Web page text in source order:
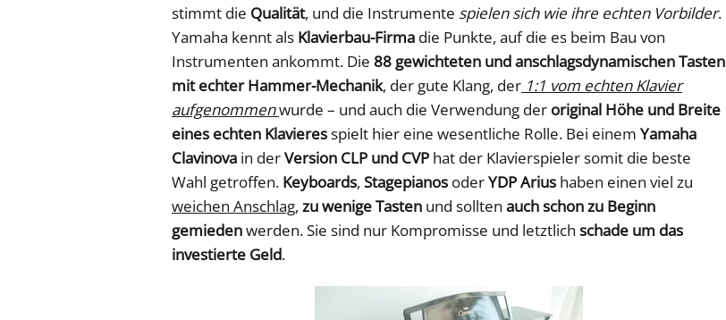
stimmt die Qualität, und die Instrumente spielen sich wie ihre echten Vorbilder.
Yamaha kennt als Klavierbau-Firma die Punkte, auf die es beim Bau von
Instrumenten ankommt. Die 88 gewichteten und anschlagsdynamischen Tasten
mit echter Hammer-Mechanik, der gute Klang, der 1:1 vom echten Klavier
aufgenommenwurde – und auch die Verwendung der original Höhe und Breite
eines echten Klavieresspielt hier eine wesentliche Rolle. Bei einem Yamaha
Clavinova in derVersion CLP und CVP hat der Klavierspieler somit die beste
Wahl getroffen. Keyboards, Stagepianos oderYDP Arius haben einen viel zu
weichen Anschlag, zu wenige Tasten und sollten auch schon zu Beginn
gemiedenwerden. Sie sind nur Kompromisse und letztlich schade um das
investierte Geld.